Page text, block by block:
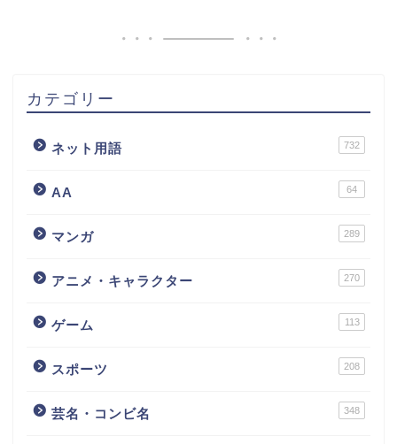
カテゴリー
ネット用語 732
AA 64
マンガ 289
アニメ・キャラクター 270
ゲーム 113
スポーツ 208
芸名・コンビ名 348